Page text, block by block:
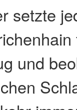
setzte
und